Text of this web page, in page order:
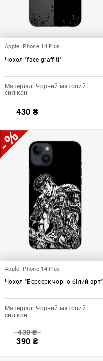
Apple iPhone 14 Plus
Чохол "face graffiti"
Матеріал: Чорний матовий
силікон
430 ₴
Apple iPhone 14 Plus
Чохол "Берсерк чорно-білий арт"
Матеріал: Чорний матовий
силікон
430₴
390 ₴